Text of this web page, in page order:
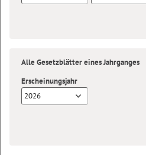
Alle Gesetzblätter eines Jahrganges
Erscheinungsjahr
2026